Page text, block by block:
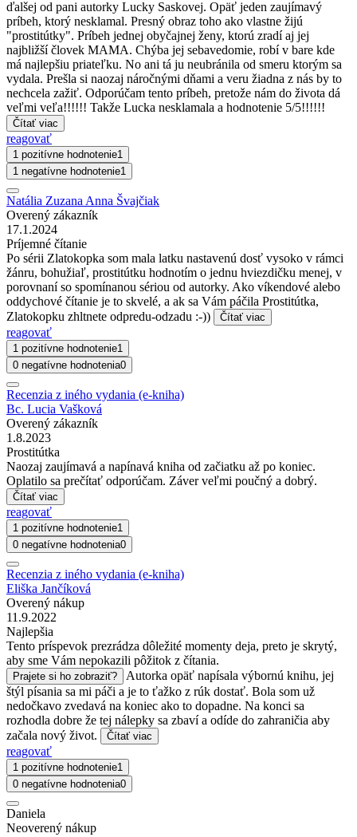
ďalšej od pani autorky Lucky Saskovej. Opäť jeden zaujímavý
príbeh, ktorý nesklamal. Presný obraz toho ako vlastne žijú
"prostitútky". Príbeh jednej obyčajnej ženy, ktorú zradí aj jej
najbližší človek MAMA. Chýba jej sebavedomie, robí v bare kde
má najlepšiu priateľku. No ani tá ju neubránila od smeru ktorým sa
vydala. Prešla si naozaj náročnými dňami a veru žiadna z nás by to
nechcela zažiť. Odporúčam tento príbeh, pretože nám do života dá
veľmi veľa!!!!!! Takže Lucka nesklamala a hodnotenie 5/5!!!!!!
Čítať viac
reagovať
1 pozitívne hodnotenie1
1 negatívne hodnotenie1
Natália Zuzana Anna Švajčiak
Overený zákazník
17.1.2024
Príjemné čítanie
Po sérii Zlatokopka som mala latku nastavenú dosť vysoko v rámci
žánru, bohužiaľ, prostitútku hodnotím o jednu hviezdičku menej, v
porovnaní so spomínanou sériou od autorky. Ako víkendové alebo
oddychové čítanie je to skvelé, a ak sa Vám páčila Prostitútka,
Zlatokopku zhltnete odpredu-odzadu :-))
Čítať viac
reagovať
1 pozitívne hodnotenie1
0 negatívne hodnotenia0
Recenzia z iného vydania (e-kniha)
Bc. Lucia Vašková
Overený zákazník
1.8.2023
Prostitútka
Naozaj zaujímavá a napínavá kniha od začiatku až po koniec.
Oplatilo sa prečítať odporúčam. Záver veľmi poučný a dobrý.
Čítať viac
reagovať
1 pozitívne hodnotenie1
0 negatívne hodnotenia0
Recenzia z iného vydania (e-kniha)
Eliška Jančíková
Overený nákup
11.9.2022
Najlepšia
Tento príspevok prezrádza dôležité momenty deja, preto je skrytý,
aby sme Vám nepokazili pôžitok z čítania.
Prajete si ho zobraziť?
Autorka opäť napísala výbornú knihu, jej
štýl písania sa mi páči a je to ťažko z rúk dostať. Bola som už
nedočkavo zvedavá na koniec ako to dopadne. Na konci sa
rozhodla dobre že tej nálepky sa zbaví a odíde do zahraničia aby
začala nový život.
Čítať viac
reagovať
1 pozitívne hodnotenie1
0 negatívne hodnotenia0
Daniela
Neoverený nákup